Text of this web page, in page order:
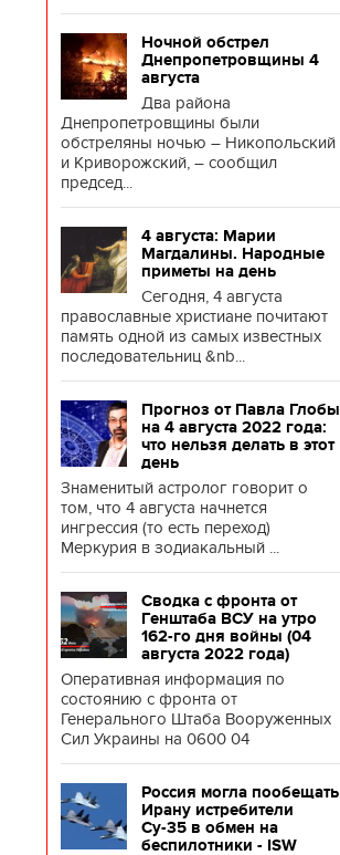
Ночной обстрел
Днепропетровщины 4
августа
Два района
Днепропетровщины были
обстреляны ночью – Никопольский
и Криворожский, – сообщил
председ...
4 августа: Марии
Магдалины. Народные
приметы на день
Сегодня, 4 августа
православные христиане почитают
память одной из самых известных
последовательниц &nb...
Прогноз от Павла Глобы
на 4 августа 2022 года:
что нельзя делать в этот
день
Знаменитый астролог говорит о
том, что 4 августа начнется
ингрессия (то есть переход)
Меркурия в зодиакальный ...
Сводка с фронта от
Генштаба ВСУ на утро
162-го дня войны (04
августа 2022 года)
Оперативная информация по
состоянию с фронта от
Генерального Штаба Вооруженных
Сил Украины на 0600 04
Россия могла пообещать
Ирану истребители
Су-35 в обмен на
беспилотники - ISW